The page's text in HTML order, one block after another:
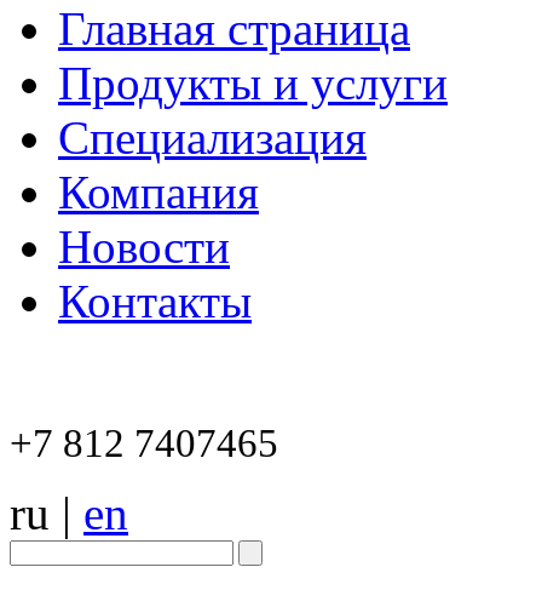
Главная страница
Продукты и услуги
Специализация
Компания
Новости
Контакты
+7 812 7407465
ru | en